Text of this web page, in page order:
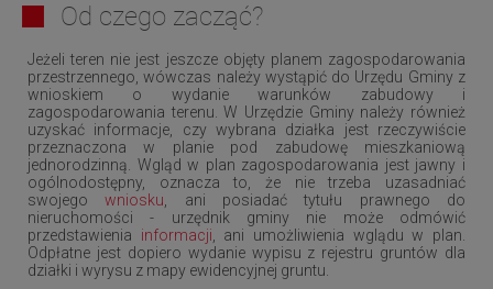
Od czego zacząć?
Jeżeli teren nie jest jeszcze objęty planem zagospodarowania
przestrzennego, wówczas należy wystąpić do Urzędu Gminy z
wnioskiem o wydanie warunków zabudowy i
zagospodarowania terenu. W Urzędzie Gminy należy również
uzyskać informacje, czy wybrana działka jest rzeczywiście
przeznaczona w planie pod zabudowę mieszkaniową
jednorodzinną. Wgląd w plan zagospodarowania jest jawny i
ogólnodostępny, oznacza to, że nie trzeba uzasadniać
swojegowniosku, ani posiadać tytułu prawnego do
nieruchomości - urzędnik gminy nie może odmówić
przedstawienia informacji, ani umożliwienia wglądu w plan.
Odpłatne jest dopiero wydanie wypisu z rejestru gruntów dla
działki i wyrysu z mapy ewidencyjnej gruntu.